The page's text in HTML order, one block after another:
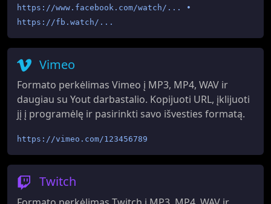
https://www.facebook.com/watch/... •
https://fb.watch/...
Vimeo
Formato perkėlimas Vimeo į MP3, MP4, WAV ir
daugiau su Yout darbastalio. Kopijuoti URL, įklijuoti
jį į programėlę ir pasirinkti savo išvesties formatą.
https://vimeo.com/123456789
Twitch